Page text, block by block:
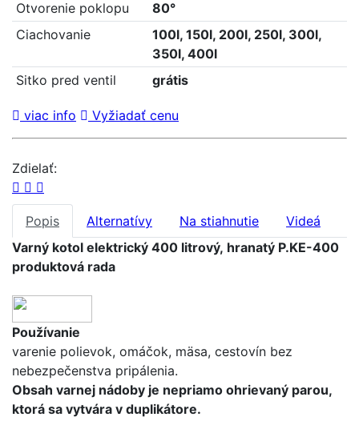
Otvorenie poklopu
80°
Ciachovanie
100l, 150l, 200l, 250l, 300l,
350l, 400l
Sitko pred ventil
grátis
viac info Vyžiadať cenu
Zdielať:
Popis Alternatívy Na stiahnutie
Videá
Varný kotol elektrický 400 litrový, hranatý P.KE-400
produktová rada
Používanie
varenie polievok, omáčok, mäsa, cestovín bez
nebezpečenstva pripálenia.
Obsah varnej nádoby je nepriamo ohrievaný parou,
ktorá sa vytvára v duplikátore.